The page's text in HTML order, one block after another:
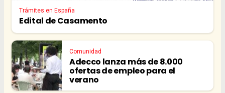
Trámites en España
Edital de Casamento
Comunidad
Adecco lanza más de 8.000
ofertas de empleo para el
verano